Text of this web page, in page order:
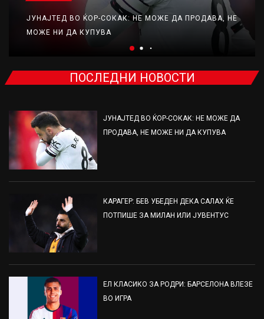
ЈУНАЈТЕД ВО ЌОР-СОКАК: НЕ МОЖЕ ДА ПРОДАВА, НЕ
МОЖЕ НИ ДА КУПУВА
ПОСЛЕДНИ НОВОСТИ
ЈУНАЈТЕД ВО ЌОР-СОКАК: НЕ МОЖЕ ДА
ПРОДАВА, НЕ МОЖЕ НИ ДА КУПУВА
КАРАГЕР: БЕВ УБЕДЕН ДЕКА САЛАХ ЌЕ
ПОТПИШЕ ЗА МИЛАН ИЛИ ЈУВЕНТУС
ЕЛ КЛАСИКО ЗА РОДРИ: БАРСЕЛОНА ВЛЕЗЕ
ВО ИГРА